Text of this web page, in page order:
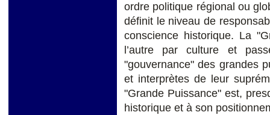
ordre politique régional ou
définit le niveau de
conscience historique. La
l’autre par culture et
"gouvernance" des grandes
et interprètes de leur
"Grande Puissance" est,
historique et à son